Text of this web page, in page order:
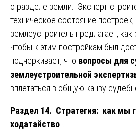
о разделе земли. Эксперт-
техническое состояние построек,
землеустроитель предлагает,
чтобы к этим постройкам был
подчеркивает, что вопросы для
землеустроительной
вплетаться в общую канву
Раздел 14. Стратегия: как мы
ходатайство